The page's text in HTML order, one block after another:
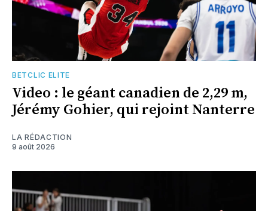
BETCLIC ELITE
Video : le géant canadien de 2,29 m,
Jérémy Gohier, qui rejoint Nanterre
LA RÉDACTION
9 août 2026